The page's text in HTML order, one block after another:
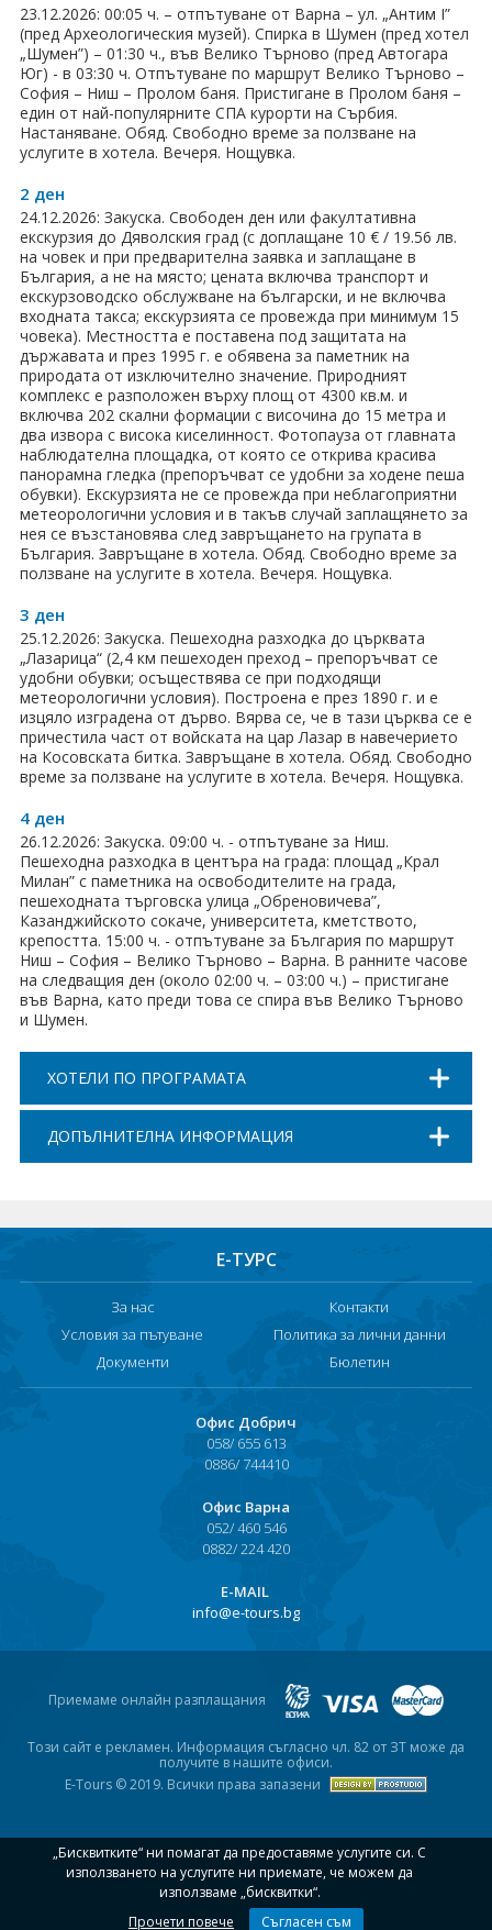
Празници в България
Предколедни
Нова година
Великден 2026
ЕКЗОТИКА
Екзотични почивки
КРУИЗИ
САМОЛЕТНИ БИЛЕТИ
ХОТЕЛИ
Хотели в България
Хотели в чужбина
ЕЗИКОВО УЧИЛИЩЕ
SUMMER ENGLISH TALENTS ACADEMY
ВХОД ЗА АГЕНТИ
23.12.2026: 00:05 ч. – отпътуване от Варна – ул. „Антим I”
(пред Археологическия музей). Спирка в Шумен (пред хотел
„Шумен”) – 01:30 ч., във Велико Търново (пред Автогара
Юг) - в 03:30 ч. Отпътуване по маршрут Велико Търново –
София – Ниш – Пролом баня. Пристигане в Пролом баня –
един от най-популярните СПА курорти на Сърбия.
Настаняване. Обяд. Свободно време за ползване на
услугите в хотела. Вечеря. Нощувка.
2 ден
24.12.2026: Закуска. Свободен ден или факултативна
екскурзия до Дяволския град (с доплащане 10 € / 19.56 лв.
на човек и при предварителна заявка и заплащане в
България, а не на място; цената включва транспорт и
екскурзоводско обслужване на български, и не включва
входната такса; екскурзията се провежда при минимум 15
човека). Местността е поставена под защитата на
държавата и през 1995 г. е обявена за паметник на
природата от изключително значение. Природният
комплекс е разположен върху площ от 4300 кв.м. и
включва 202 скални формации с височина до 15 метра и
два извора с висока киселинност. Фотопауза от главната
наблюдателна площадка, от която се открива красива
панорамна гледка (препоръчват се удобни за ходене пеша
обувки). Екскурзията не се провежда при неблагоприятни
метеорологични условия и в такъв случай заплащянето за
нея се възстановява след завръщането на групата в
България. Завръщане в хотела. Обяд. Свободно време за
ползване на услугите в хотела. Вечеря. Нощувка.
3 ден
25.12.2026: Закуска. Пешеходна разходка до църквата
„Лазарица“ (2,4 км пешеходен преход – препоръчват се
удобни обувки; осъществява се при подходящи
метеорологични условия). Построена е през 1890 г. и е
изцяло изградена от дърво. Вярва се, че в тази църква се е
причестила част от войската на цар Лазар в навечерието
на Косовската битка. Завръщане в хотела. Обяд. Свободно
време за ползване на услугите в хотела. Вечеря. Нощувка.
4 ден
26.12.2026: Закуска. 09:00 ч. - отпътуване за Ниш.
Пешеходна разходка в центъра на града: площад „Крал
Милан” с паметника на освободителите на града,
пешеходната търговска улица „Обреновичева”,
Казанджийското сокаче, университета, кметството,
крепостта. 15:00 ч. - отпътуване за България по маршрут
Ниш – София – Велико Търново – Варна. В ранните часове
на следващия ден (около 02:00 ч. – 03:00 ч.) – пристигане
във Варна, като преди това се спира във Велико Търново
и Шумен.
ХОТЕЛИ ПО ПРОГРАМАТА
ДОПЪЛНИТЕЛНА ИНФОРМАЦИЯ
Е-ТУРС
За нас
Контакти
Условия за пътуване
Политика за лични данни
Документи
Бюлетин
Офис Добрич
058/ 655 613
0886/ 744410
Офис Варна
052/ 460 546
0882/ 224 420
Е-MAIL
info@e-tours.bg
Приемаме онлайн разплащания
Този сайт е рекламен. Информация съгласно чл. 82 от ЗТ може да
получите в нашите офиси.
E-Tours © 2019. Всички права запазени
„Бисквитките“ ни помагат да предоставяме услугите си. С
използването на услугите ни приемате, че можем да
използваме „бисквитки“.
Прочети повече
Съгласен съм